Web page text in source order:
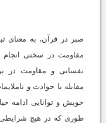
صبر در قرآن، به معنای
مقاومت در سختی انجام
نفسانی و مقاومت در
مقابله با حوادث و
خویش و توانایی ادامه
طوری که در هیچ شرایطی